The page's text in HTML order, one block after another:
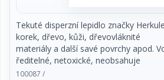
Tekuté disperzní lepidlo značky
korek, dřevo, kůži, dřevovláknité
materiály a další savé povrchy apod.
ředitelné, netoxické, neobsahuje
rozpouštědla, doba zasychání 15
100087 /